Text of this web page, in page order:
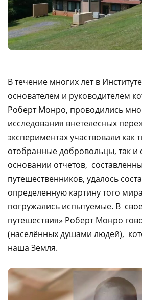
В течение многих лет в
основателем и руководителем
Роберт Монро, проводились
исследования внетелесных
экспериментах участвовали как
отобранные добровольцы, так
основании отчетов,
путешественников, удалось
определенную картину того
погружались испытуемые. В
путешествия» Роберт Монро
(населённых душами людей),
наша Земля.